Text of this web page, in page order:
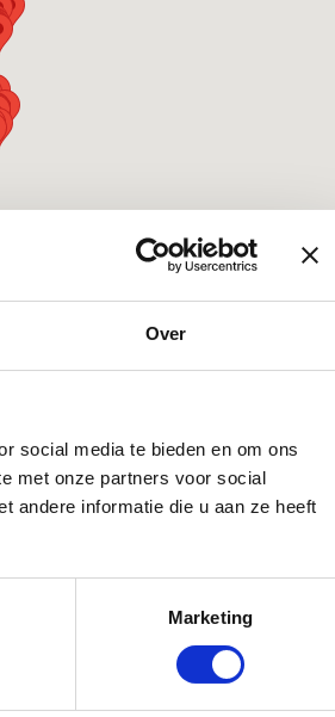
Over
social media te bieden en om ons
met onze partners voor social
andere informatie die u aan ze heeft
Marketing